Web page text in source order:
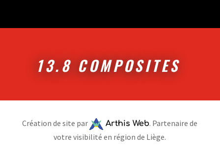
13.8 COMPOSITES
Création de site par Arthis Web. Partenaire de
votre visibilité en région de Liège.